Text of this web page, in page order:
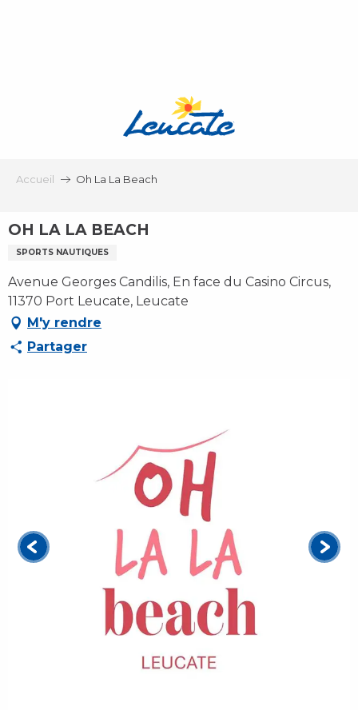
Accueil Oh La La Beach
OH LA LA BEACH
SPORTS NAUTIQUES
Avenue Georges Candilis, En face du Casino Circus,
11370 Port Leucate, Leucate
M'y rendre
Partager